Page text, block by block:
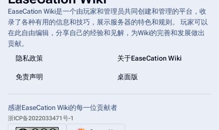
EaseCation Wiki是一个由玩家和管理员共同创建和管理的平台，收
录了各种有用的信息和技巧，展示服务器的特色和规则。 玩家可以
在此自由编辑，分享自己的经验和见解，为Wiki的完善和发展做出
贡献。
隐私政策
关于EaseCation Wiki
免责声明 桌面版
感谢EaseCation Wiki的每一位贡献者
浙ICP备2022033471号-1